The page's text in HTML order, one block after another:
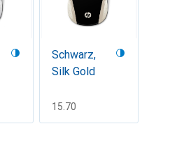
Schwarz,
Silk Gold
CHF
15.70